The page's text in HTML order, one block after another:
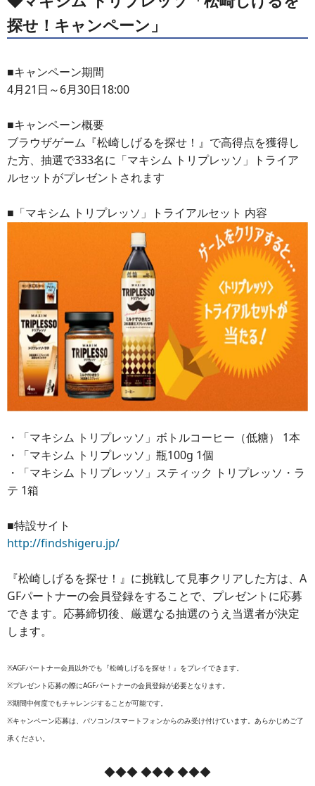
探せ！キャンペーン」
■キャンペーン期間
4月21日～6月30日18:00
■キャンペーン概要
ブラウザゲーム『松崎しげるを探せ！』で高得点を獲得し
た方、抽選で333名に「マキシム トリプレッソ」トライア
ルセットがプレゼントされます
■「マキシム トリプレッソ」トライアルセット 内容
・「マキシム トリプレッソ」ボトルコーヒー（低糖） 1本
・「マキシム トリプレッソ」瓶100g 1個
・「マキシム トリプレッソ」スティック トリプレッソ・ラ
テ 1箱
■特設サイト
http://findshigeru.jp/
『松崎しげるを探せ！』に挑戦して見事クリアした方は、A
GFパートナーの会員登録をすることで、プレゼントに応募
できます。応募締切後、厳選なる抽選のうえ当選者が決定
します。
※AGFパートナー会員以外でも『松崎しげるを探せ！』をプレイできます。
※プレゼント応募の際にAGFパートナーの会員登録が必要となります。
※期間中何度でもチャレンジすることが可能です。
※キャンペーン応募は、パソコン/スマートフォンからのみ受け付けています。あらかじめご了
承ください。
◆◆◆ ◆◆◆ ◆◆◆